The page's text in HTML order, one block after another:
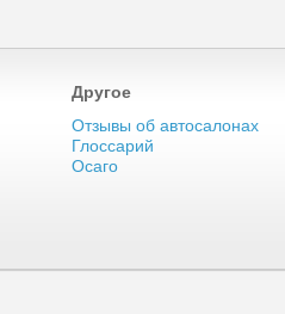
Другое
Отзывы об автосалонах
Глоссарий
Осаго